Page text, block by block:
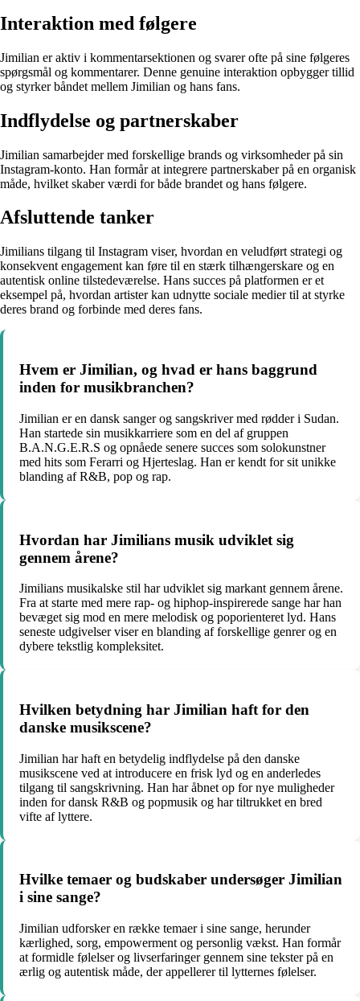
Interaktion med følgere
Jimilian er aktiv i kommentarsektionen og svarer ofte på sine følgeres
spørgsmål og kommentarer. Denne genuine interaktion opbygger tillid
og styrker båndet mellem Jimilian og hans fans.
Indflydelse og partnerskaber
Jimilian samarbejder med forskellige brands og virksomheder på sin
Instagram-konto. Han formår at integrere partnerskaber på en organisk
måde, hvilket skaber værdi for både brandet og hans følgere.
Afsluttende tanker
Jimilians tilgang til Instagram viser, hvordan en veludført strategi og
konsekvent engagement kan føre til en stærk tilhængerskare og en
autentisk online tilstedeværelse. Hans succes på platformen er et
eksempel på, hvordan artister kan udnytte sociale medier til at styrke
deres brand og forbinde med deres fans.
Hvem er Jimilian, og hvad er hans baggrund
inden for musikbranchen?
Jimilian er en dansk sanger og sangskriver med rødder i Sudan.
Han startede sin musikkarriere som en del af gruppen
B.A.N.G.E.R.S og opnåede senere succes som solokunstner
med hits som Ferarri og Hjerteslag. Han er kendt for sit unikke
blanding af R&B, pop og rap.
Hvordan har Jimilians musik udviklet sig
gennem årene?
Jimilians musikalske stil har udviklet sig markant gennem årene.
Fra at starte med mere rap- og hiphop-inspirerede sange har han
bevæget sig mod en mere melodisk og poporienteret lyd. Hans
seneste udgivelser viser en blanding af forskellige genrer og en
dybere tekstlig kompleksitet.
Hvilken betydning har Jimilian haft for den
danske musikscene?
Jimilian har haft en betydelig indflydelse på den danske
musikscene ved at introducere en frisk lyd og en anderledes
tilgang til sangskrivning. Han har åbnet op for nye muligheder
inden for dansk R&B og popmusik og har tiltrukket en bred
vifte af lyttere.
Hvilke temaer og budskaber undersøger Jimilian
i sine sange?
Jimilian udforsker en række temaer i sine sange, herunder
kærlighed, sorg, empowerment og personlig vækst. Han formår
at formidle følelser og livserfaringer gennem sine tekster på en
ærlig og autentisk måde, der appellerer til lytternes følelser.